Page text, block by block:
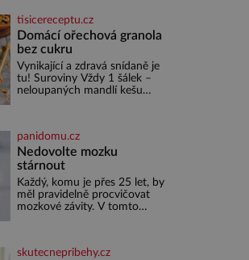
bílá, někdy dokonce téměř
černá. Až díky stovkám let
pečlivého šlechtění se z ní
stává zelenina, bez které si
českou zahradu ani
nedokážeme představit. Její
příběh je
tisicereceptu.cz
Domácí ořechová granola
bez cukru
Vynikající a zdravá snídaně je
tu! Suroviny Vždy 1 šálek –
neloupaných mandlí kešu
ovesných vloček 1 lžíce mlet
panidomu.cz
Nedovolte mozku
stárnout
Každý, komu je přes 25 let, by
měl pravidelně procvičovat
mozkové závity. V tomto
na jméno kolegy z práce.
skutecnepribehy.cz